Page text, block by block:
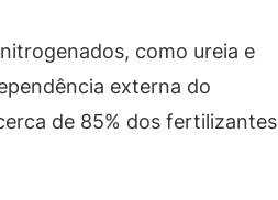
como ureia e
externa do
de 85% dos fertilizantes